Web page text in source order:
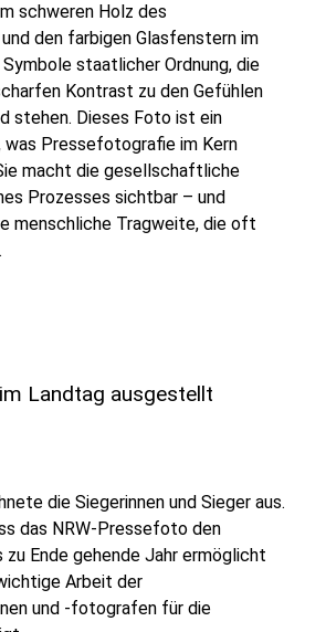
schweren Holz des
den farbigen Glasfenstern im
staatlicher Ordnung, die
Kontrast zu den Gefühlen
stehen. Dieses Foto ist ein
was Pressefotografie im Kern
macht die gesellschaftliche
Prozesses sichtbar – und
menschliche Tragweite, die oft
Landtag ausgestellt
die Siegerinnen und Sieger aus.
das NRW‑Pressefoto den
zu Ende gehende Jahr ermöglicht
Arbeit der
und -fotografen für die